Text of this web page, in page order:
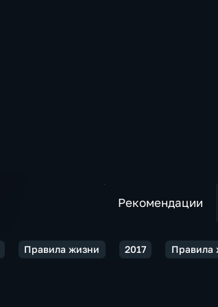
Рекомендации
Правила жизни 2017 Правила